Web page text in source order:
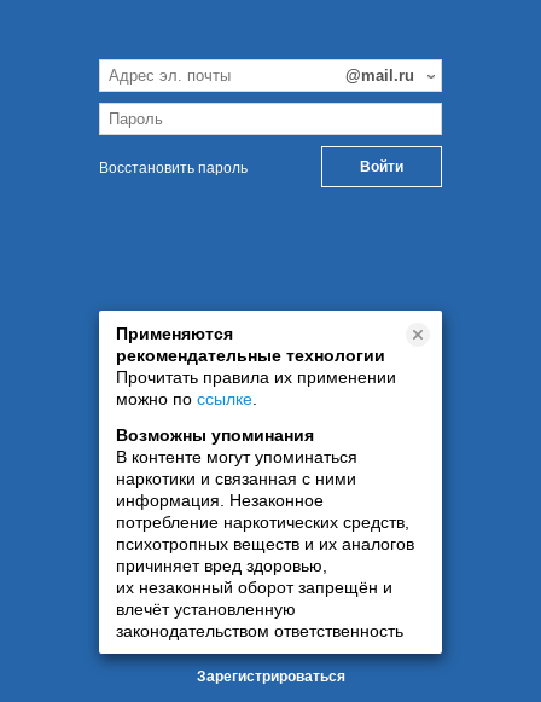
Восстановить пароль
Применяются
рекомендательные технологии
Прочитать правила их применении
можно по ссылке
Возможны упоминания
В контенте могут упоминаться
наркотики и связанная с ними
информация. Незаконное
потребление наркотических средств,
психотропных веществ и их аналогов
причиняет вред здоровью,
их незаконный оборот запрещён и
влечёт установленную
законодательством ответственность
Зарегистрироваться